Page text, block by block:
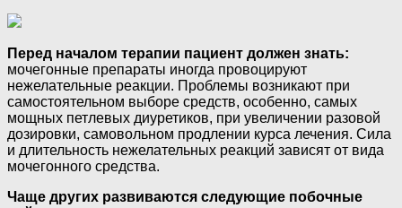
Перед началом терапии пациент должен знать:
мочегонные препараты иногда провоцируют
нежелательные реакции. Проблемы возникают при
самостоятельном выборе средств, особенно, самых
мощных петлевых диуретиков, при увеличении разовой
дозировки, самовольном продлении курса лечения. Сила
и длительность нежелательных реакций зависят от вида
мочегонного средства.
Чаще других развиваются следующие побочные